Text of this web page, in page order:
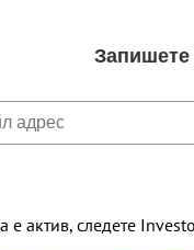
е актив, следете